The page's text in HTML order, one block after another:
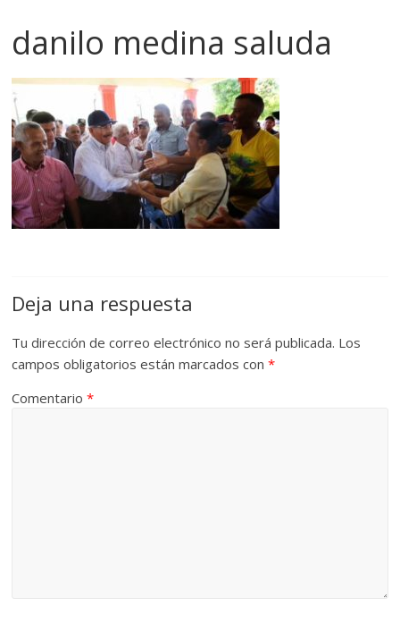
danilo medina saluda
Deja una respuesta
Tu dirección de correo electrónico no será publicada. Los
campos obligatorios están marcados con*
Comentario*